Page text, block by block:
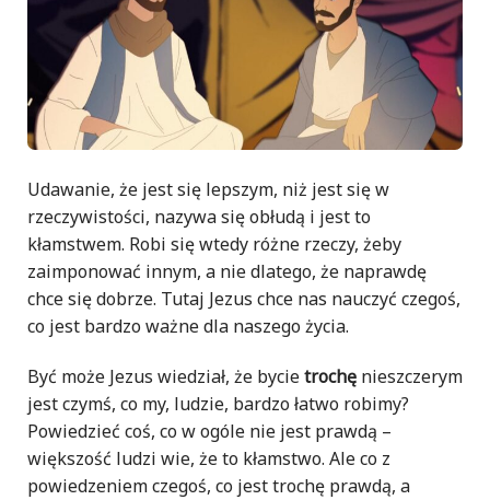
Udawanie, że jest się lepszym, niż jest się w
rzeczywistości, nazywa się obłudą i jest to
kłamstwem. Robi się wtedy różne rzeczy, żeby
zaimponować innym, a nie dlatego, że naprawdę
chce się dobrze. Tutaj Jezus chce nas nauczyć czegoś,
co jest bardzo ważne dla naszego życia.
Być może Jezus wiedział, że bycietrochę nieszczerym
jest czymś, co my, ludzie, bardzo łatwo robimy?
Powiedzieć coś, co w ogóle nie jest prawdą –
większość ludzi wie, że to kłamstwo. Ale co z
powiedzeniem czegoś, co jest trochę prawdą, a